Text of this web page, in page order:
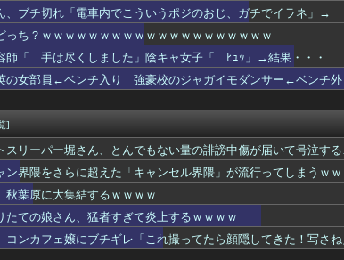
た！！ちゃんとMTだよ」
の財産を没収しはじめる
巻まですべて「50％ポイント還元」セール！3,...
写真載せただけで悪意でXが爆発した
35+6分に決勝弾!静岡学園が初、静岡県勢30年...
イクに売上逆転されるｗｗｗｗｗ
してるの！」←いや既存作品の2期やったら良いよね...
理想を少し下げたら？」→女性への条件が厳しすぎて...
ぱいがめちゃくちゃ
」 官房長官
低下・・・
ホームランダービーに登場しましたよ」
を良くするための見せ球」←これ次...
するｗｗｗｗ
たらｗｗｗｗｗｗｗｗｗｗwwww
、ブチ切れ「電車内でこういうポジのおじ、ガチでイラネ」→
っち？ｗｗｗｗｗｗｗｗｗｗｗｗｗｗｗｗｗｗｗｗ
師「…手は尽くしました」陰キャ女子「…ﾋｭｯ」→結果・・・
の女部員←ベンチ入り 強豪校のジャガイモダンサー←ベンチ外
]
スリーパー堀さん、とんでもない量の誹謗中傷が届いて号泣す
ン界隈をさらに超えた「キャンセル界隈」が流行ってしまうｗｗ
秋葉原に大集結するｗｗｗｗ
たての娘さん、猛者すぎて炎上するｗｗｗｗ
コンカフェ嬢にブチギレ「これ撮ってたら顔隠してきた！写さね